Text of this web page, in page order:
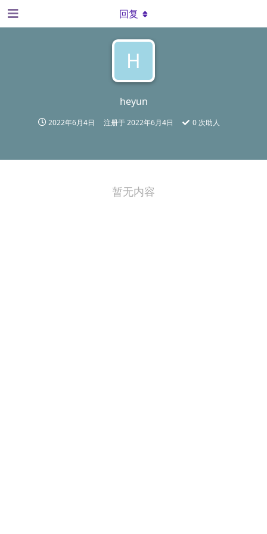
H
heyun
2022年6月4日 注册于2022年6月4日 0 次助人
回复
暂无内容